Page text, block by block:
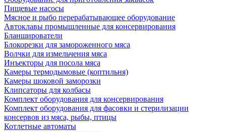
Пищевые насосы
Мясное и рыбо перерабатывающее оборудование
Автоклавы промышленные для консервирования
Бланширователи
Блокорезки для замороженного мяса
Волчки для измельчения мяса
Инъекторы для посола мяса
Камеры термодымовые (коптильня)
Камеры шоковой заморозки
Клипсаторы для колбасы
Комплект оборудования для консервирования
Комплект оборудования для фасовки и стерилизации
консервов из мяса, рыбы, птицы
Котлетные автоматы